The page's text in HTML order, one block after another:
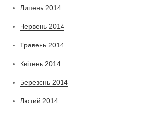
Липень 2014
Червень 2014
Травень 2014
Квітень 2014
Березень 2014
Лютий 2014